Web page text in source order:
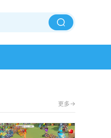
更多->